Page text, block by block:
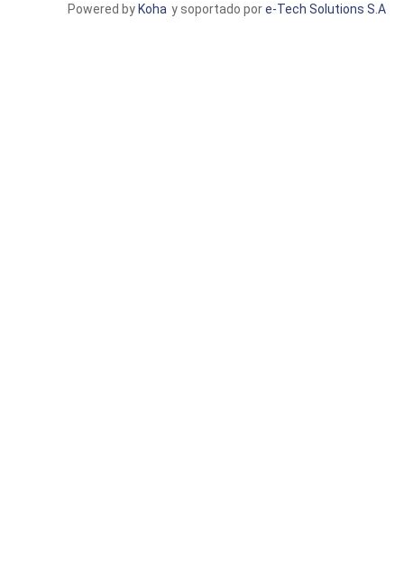
y soportado pore-Tech Solutions S.A
Powered by Koha